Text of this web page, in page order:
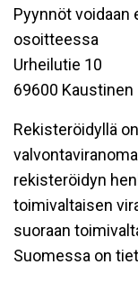
Pyynnöt
osoitteessa
Urheilutie 10
69600 Kaustinen
Rekisteröidyllä
rekisteröidyn
toimivaltaisen
suoraan
Suomessa on